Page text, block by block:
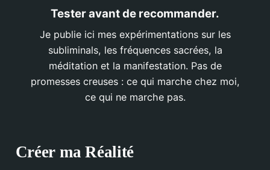
Tester avant de recommander.
Je publie ici mes expérimentations sur les
subliminals, les fréquences sacrées, la
méditation et la manifestation. Pas de
promesses creuses : ce qui marche chez moi,
ce qui ne marche pas.
Créer ma Réalité